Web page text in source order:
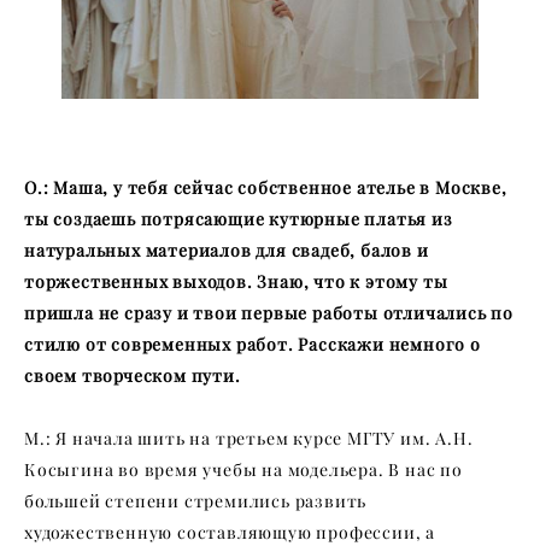
О.: Маша, у тебя сейчас собственное ателье в Москве,
ты создаешь потрясающие кутюрные платья из
натуральных материалов для свадеб, балов и
торжественных выходов. Знаю, что к этому ты
пришла не сразу и твои первые работы отличались по
стилю от современных работ. Расскажи немного о
своем творческом пути.
М.: Я начала шить на третьем курсе МГТУ им. А.Н.
Косыгина во время учебы на модельера. В нас по
большей степени стремились развить
художественную составляющую профессии, а